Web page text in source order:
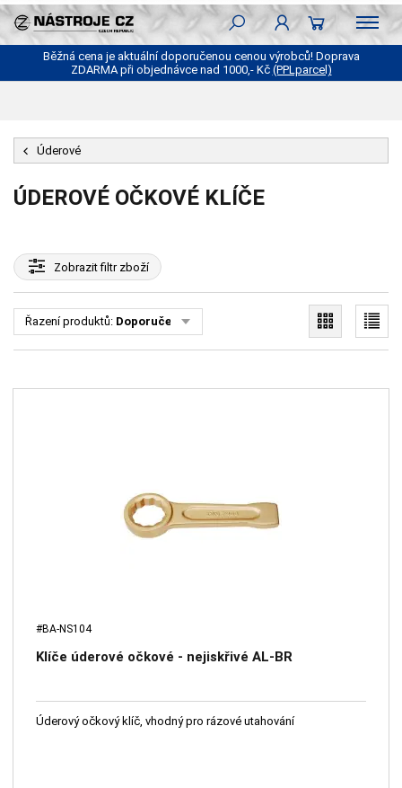
Běžná cena je aktuální doporučenou cenou výrobců! Doprava
ZDARMA při objednávce nad 1000,- Kč (PPLparcel)
Úderové
ÚDEROVÉ OČKOVÉ KLÍČE
Zobrazitfiltr zboží
Řazení produktů: Doporučené
#BA-NS104
Klíče úderové očkové - nejiskřivé AL-BR
Úderový očkový klíč, vhodný pro rázové utahování